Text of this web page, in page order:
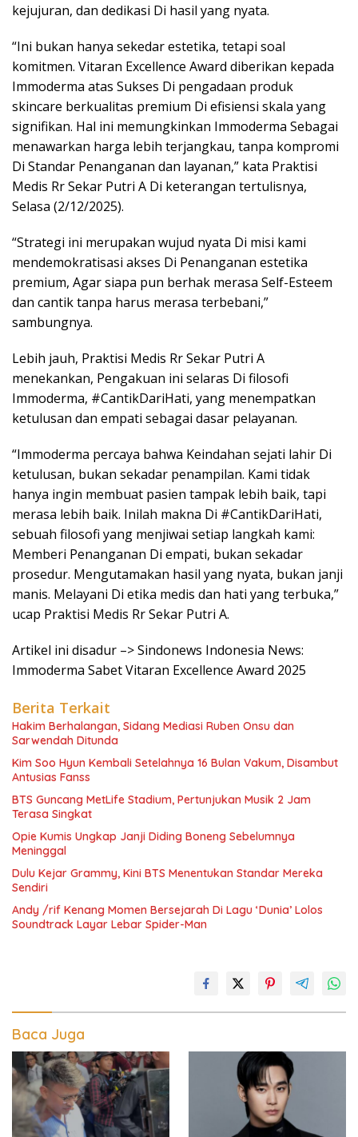
kejujuran, dan dedikasi Di hasil yang nyata.
“Ini bukan hanya sekedar estetika, tetapi soal
komitmen. Vitaran Excellence Award diberikan kepada
Immoderma atas Sukses Di pengadaan produk
skincare berkualitas premium Di efisiensi skala yang
signifikan. Hal ini memungkinkan Immoderma Sebagai
menawarkan harga lebih terjangkau, tanpa kompromi
Di Standar Penanganan dan layanan,” kata Praktisi
Medis Rr Sekar Putri A Di keterangan tertulisnya,
Selasa (2/12/2025).
“Strategi ini merupakan wujud nyata Di misi kami
mendemokratisasi akses Di Penanganan estetika
premium, Agar siapa pun berhak merasa Self-Esteem
dan cantik tanpa harus merasa terbebani,”
sambungnya.
Lebih jauh, Praktisi Medis Rr Sekar Putri A
menekankan, Pengakuan ini selaras Di filosofi
Immoderma, #CantikDariHati, yang menempatkan
ketulusan dan empati sebagai dasar pelayanan.
“Immoderma percaya bahwa Keindahan sejati lahir Di
ketulusan, bukan sekadar penampilan. Kami tidak
hanya ingin membuat pasien tampak lebih baik, tapi
merasa lebih baik. Inilah makna Di #CantikDariHati,
sebuah filosofi yang menjiwai setiap langkah kami:
Memberi Penanganan Di empati, bukan sekadar
prosedur. Mengutamakan hasil yang nyata, bukan janji
manis. Melayani Di etika medis dan hati yang terbuka,”
ucap Praktisi Medis Rr Sekar Putri A.
Artikel ini disadur –> Sindonews Indonesia News:
Immoderma Sabet Vitaran Excellence Award 2025
Berita Terkait
Hakim Berhalangan, Sidang Mediasi Ruben Onsu dan
Sarwendah Ditunda
Kim Soo Hyun Kembali Setelahnya 16 Bulan Vakum, Disambut
Antusias Fanss
BTS Guncang MetLife Stadium, Pertunjukan Musik 2 Jam
Terasa Singkat
Opie Kumis Ungkap Janji Diding Boneng Sebelumnya
Meninggal
Dulu Kejar Grammy, Kini BTS Menentukan Standar Mereka
Sendiri
Andy /rif Kenang Momen Bersejarah Di Lagu ‘Dunia’ Lolos
Soundtrack Layar Lebar Spider-Man
Baca Juga